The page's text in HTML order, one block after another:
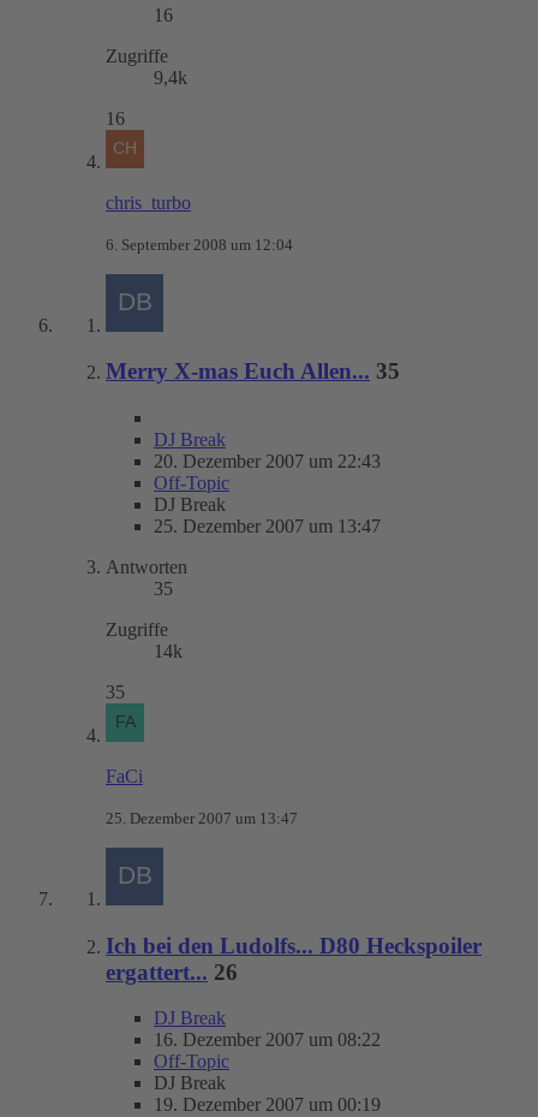
16
Zugriffe
9,4k
16
chris_turbo
6. September 2008 um 12:04
Merry X-mas Euch Allen... 35
DJ Break
20. Dezember 2007 um 22:43
Off-Topic
DJ Break
25. Dezember 2007 um 13:47
Antworten
35
Zugriffe
14k
35
FaCi
25. Dezember 2007 um 13:47
Ich bei den Ludolfs... D80 Heckspoiler
ergattert... 26
DJ Break
16. Dezember 2007 um 08:22
Off-Topic
DJ Break
19. Dezember 2007 um 00:19